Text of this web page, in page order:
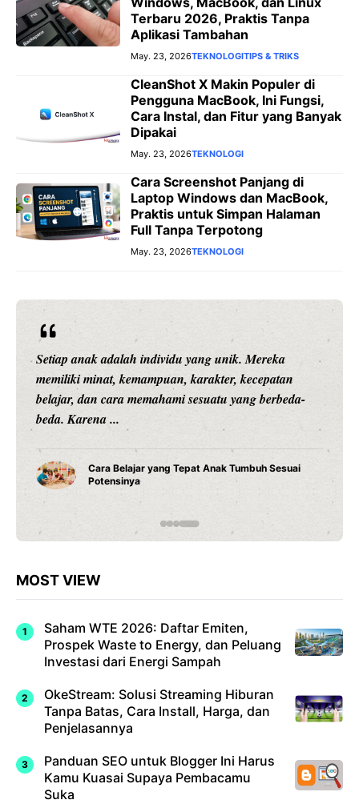
Terbaru 2026, Praktis Tanpa
Aplikasi Tambahan
May. 23, 2026TEKNOLOGITIPS & TRIKS
CleanShot X Makin Populer di
Pengguna MacBook, Ini Fungsi,
Cara Instal, dan Fitur yang Banyak
Dipakai
May. 23, 2026TEKNOLOGI
Cara Screenshot Panjang di
Laptop Windows dan MacBook,
Praktis untuk Simpan Halaman
Full Tanpa Terpotong
May. 23, 2026TEKNOLOGI
Setiap anak adalah individu yang unik. Mereka
memiliki minat, kemampuan, karakter, kecepatan
belajar, dan cara memahami sesuatu yang berbeda-
beda. Karena ...
Cara Belajar yang Tepat Anak Tumbuh Sesuai
Potensinya
MOST VIEW
Saham WTE 2026: Daftar Emiten,
Prospek Waste to Energy, dan Peluang
Investasi dari Energi Sampah
OkeStream: Solusi Streaming Hiburan
Tanpa Batas, Cara Install, Harga, dan
Penjelasannya
Panduan SEO untuk Blogger Ini Harus
Kamu Kuasai Supaya Pembacamu
Suka